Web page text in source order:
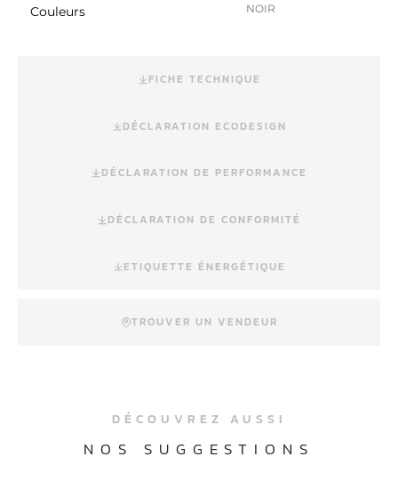
Couleurs NOIR
FICHE TECHNIQUE
DÉCLARATION ECODESIGN
DÉCLARATION DE PERFORMANCE
DÉCLARATION DE CONFORMITÉ
ETIQUETTE ÉNERGÉTIQUE
TROUVER UN VENDEUR
DÉCOUVREZ AUSSI
NOS SUGGESTIONS